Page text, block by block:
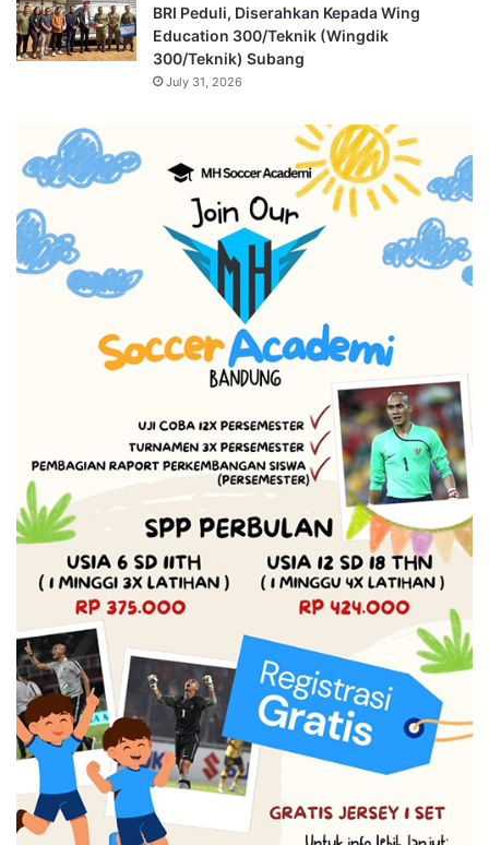
BRI Peduli, Diserahkan Kepada Wing
Education 300/Teknik (Wingdik
300/Teknik) Subang
July 31, 2026